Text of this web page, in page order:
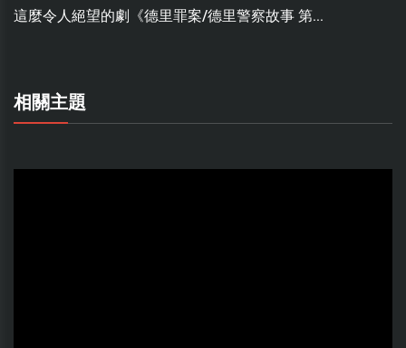
這麼令人絕望的劇《德里罪案/德里警察故事 第...
相關主題